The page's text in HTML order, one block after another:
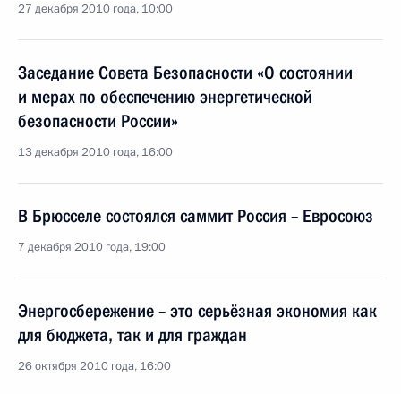
27 декабря 2010 года, 10:00
Заседание Совета Безопасности «О состоянии
и мерах по обеспечению энергетической
безопасности России»
13 декабря 2010 года, 16:00
В Брюсселе состоялся саммит Россия – Евросоюз
7 декабря 2010 года, 19:00
Энергосбережение – это серьёзная экономия как
для бюджета, так и для граждан
26 октября 2010 года, 16:00